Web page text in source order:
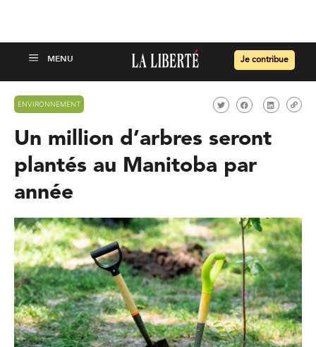
Je contribue
ENVIRONNEMENT
Un million d’arbres seront
plantés au Manitoba par
année